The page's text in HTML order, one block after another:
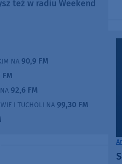
też w radiu Weekend
NA 90,9 FM
FM
92,6 FM
I TUCHOLI NA 99,30 FM